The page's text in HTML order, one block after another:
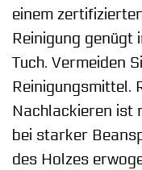
einem
Reinigung genügt
Tuch. Vermeiden
Reinigungsmittel.
Nachlackieren ist
bei starker
des Holzes